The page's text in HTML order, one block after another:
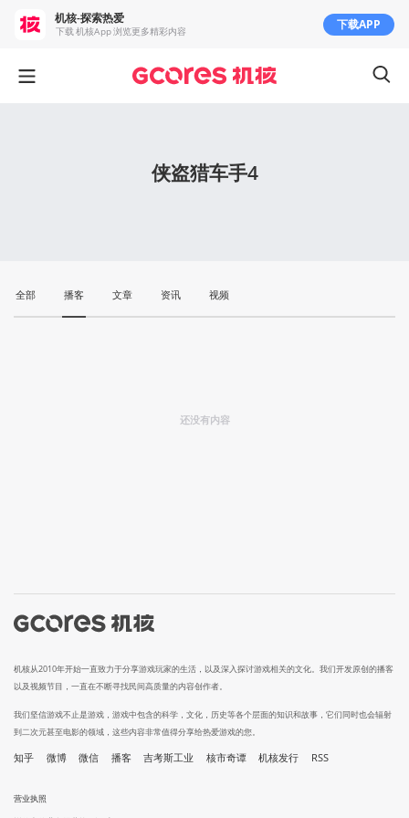
侠盗猎车手4
全部 播客 文章 资讯 视频
还没有内容
机核从2010年开始一直致力于分享游戏玩家的生活，以及深入探讨游戏相关的文化。我们开发原创的播客
以及视频节目，一直在不断寻找民间高质量的内容创作者。
我们坚信游戏不止是游戏，游戏中包含的科学，文化，历史等各个层面的知识和故事，它们同时也会辐射
到二次元甚至电影的领域，这些内容非常值得分享给热爱游戏的您。
知乎 微博 微信 播客 吉考斯工业 核市奇谭 机核发行 RSS
营业执照
机核-探索热爱
下载 机核App 浏览更多精彩内容 下载APP